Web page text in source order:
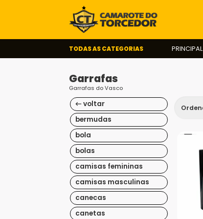
TODAS AS CATEGORIAS PRINCIPAL
Garrafas
Garrafas do Vasco
← voltar
bermudas
bola
bolas
camisas femininas
camisas masculinas
canecas
canetas